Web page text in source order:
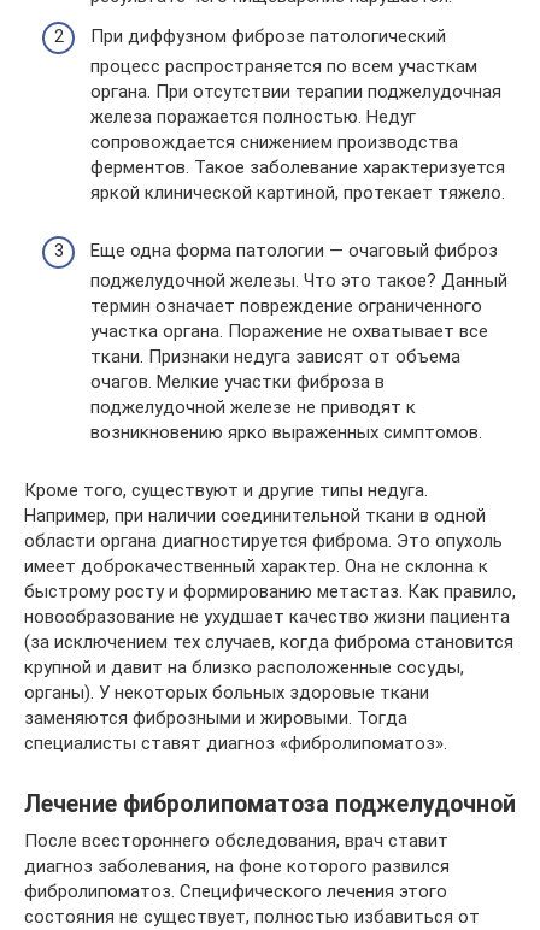
При диффузном фиброзе патологический
процесс распространяется по всем участкам
органа. При отсутствии терапии поджелудочная
железа поражается полностью. Недуг
сопровождается снижением производства
ферментов. Такое заболевание характеризуется
яркой клинической картиной, протекает тяжело.
Еще одна форма патологии — очаговый фиброз
поджелудочной железы. Что это такое? Данный
термин означает повреждение ограниченного
участка органа. Поражение не охватывает все
ткани. Признаки недуга зависят от объема
очагов. Мелкие участки фиброза в
поджелудочной железе не приводят к
возникновению ярко выраженных симптомов.
Кроме того, существуют и другие типы недуга.
Например, при наличии соединительной ткани в одной
области органа диагностируется фиброма. Это опухоль
имеет доброкачественный характер. Она не склонна к
быстрому росту и формированию метастаз. Как правило,
новообразование не ухудшает качество жизни пациента
(за исключением тех случаев, когда фиброма становится
крупной и давит на близко расположенные сосуды,
органы). У некоторых больных здоровые ткани
заменяются фиброзными и жировыми. Тогда
специалисты ставят диагноз «фибролипоматоз».
Лечение фибролипоматоза поджелудочной
После всестороннего обследования, врач ставит
диагноз заболевания, на фоне которого развился
фибролипоматоз. Специфического лечения этого
состояния не существует, полностью избавиться от